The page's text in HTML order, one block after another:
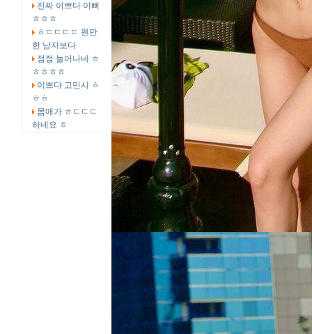
진짜 이쁘다 이뻐
ㅎㅎㅎ
ㅎㄷㄷㄷㄷ 웬만
한 남자보다
점점 늘어나네 ㅎ
ㅎㅎㅎㅎ
이쁘다 고민시 ㅎ
ㅎㅎ
몸매가 ㅎㄷㄷㄷ
하네요 ㅎ